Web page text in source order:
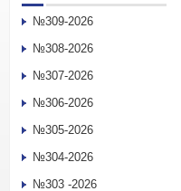
№309-2026
№308-2026
№307-2026
№306-2026
№305-2026
№304-2026
№303 -2026